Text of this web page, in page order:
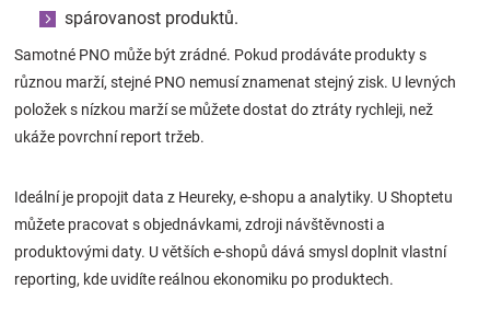
spárovanost produktů.
Samotné PNO může být zrádné. Pokud prodáváte produkty s
různou marží, stejné PNO nemusí znamenat stejný zisk. U levných
položek s nízkou marží se můžete dostat do ztráty rychleji, než
ukáže povrchní report tržeb.
Ideální je propojit data z Heureky, e-shopu a analytiky. U Shoptetu
můžete pracovat s objednávkami, zdroji návštěvnosti a
produktovými daty. U větších e-shopů dává smysl doplnit vlastní
reporting, kde uvidíte reálnou ekonomiku po produktech.